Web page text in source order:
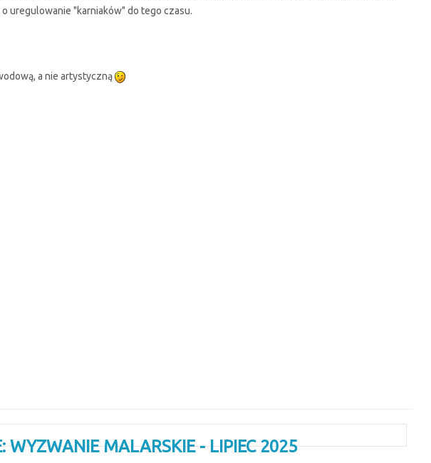
uregulowanie "karniaków" do tego czasu.
a nie artystyczną
WYZWANIE MALARSKIE - LIPIEC 2025